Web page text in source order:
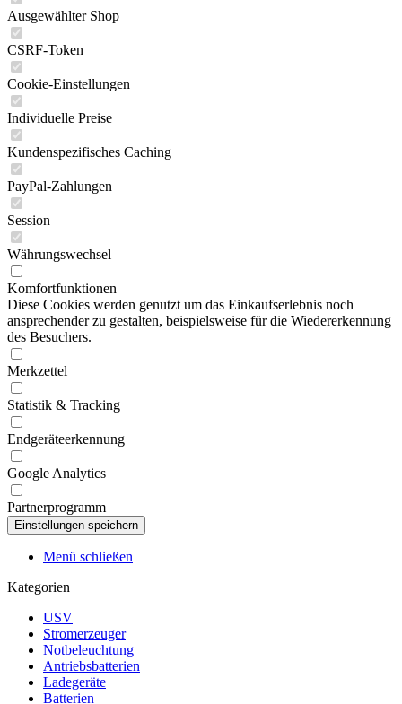
Ausgewählter Shop
CSRF-Token
Cookie-Einstellungen
Individuelle Preise
Kundenspezifisches Caching
PayPal-Zahlungen
Session
Währungswechsel
Komfortfunktionen
Diese Cookies werden genutzt um das Einkaufserlebnis noch
ansprechender zu gestalten, beispielsweise für die Wiedererkennung
des Besuchers.
Merkzettel
Statistik & Tracking
Endgeräteerkennung
Google Analytics
Partnerprogramm
Menü schließen
Kategorien
USV
Stromerzeuger
Notbeleuchtung
Antriebsbatterien
Ladegeräte
Batterien